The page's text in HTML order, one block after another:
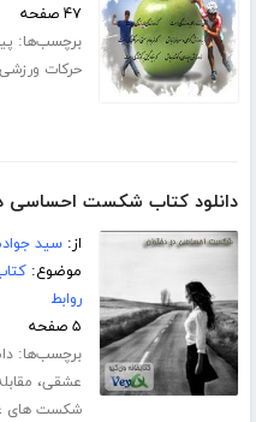
۴۷ صفحه
برچسب‌ها:
حرکات ورزشی
دانلود کتاب شکست احساسی
از:سید
موضوع:
روابط
۵ صفحه
برچسب‌ها:
عشقی،
شکست های